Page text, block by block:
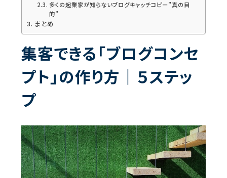
多くの起業家が知らないブログキャッチコピー”真の目
的”
まとめ
集客できる「ブログコンセ
プト」の作り方｜５ステッ
プ